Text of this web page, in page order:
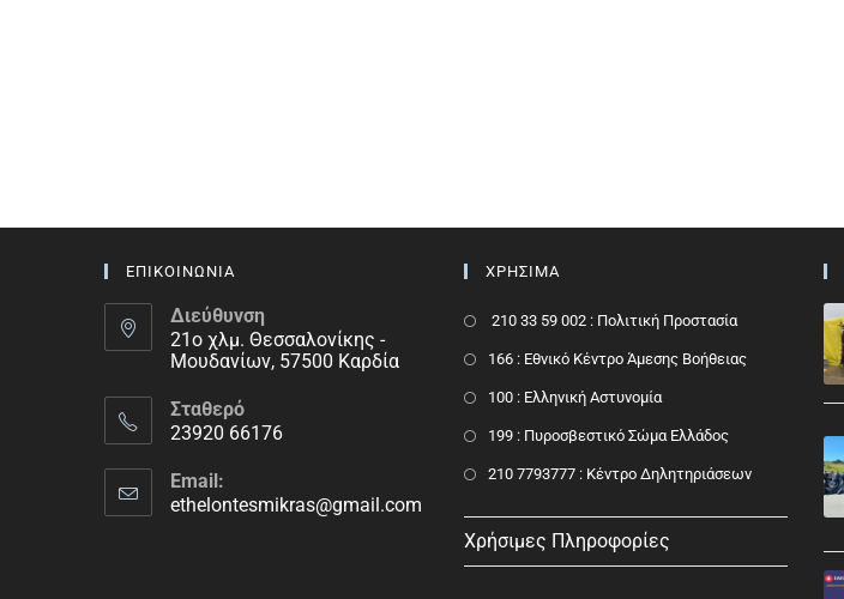
ΕΠΙΚΟΙΝΩΝΙΑ
Διεύθυνση
21ο χλμ. Θεσσαλονίκης -
Μουδανίων, 57500 Καρδία
Σταθερό
23920 66176
Email:
ethelontesmikras@gmail.com
ΧΡΗΣΙΜΑ
210 33 59 002 : Πολιτική Προστασία
166 : Εθνικό Κέντρο Άμεσης Βοήθειας
100 : Ελληνική Αστυνομία
199 : Πυροσβεστικό Σώμα Ελλάδος
210 7793777 : Kέντρο Δηλητηριάσεων
Χρήσιμες Πληροφορίες